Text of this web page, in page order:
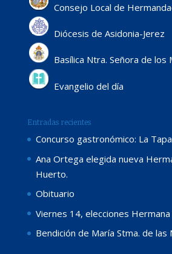
Consejo Local de
Diócesis de Asidonia-Jerez
Basílica Ntra. Señora de los
Evangelio del día
Entradas recientes
Concurso gastronómico: La
Ana Ortega elegida nueva
Huerto.
Obituario
Viernes 14, elecciones
Bendición de María Stma. de las